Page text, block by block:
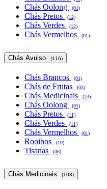
Chás Oolong (01)
Chás Pretos (12)
Chás Verdes (12)
Chás Vermelhos (01)
Chás Avulso (116)
Chás Brancos (01)
Chás de Frutas (03)
Chás Medicinais (73)
Chás Oolong (01)
Chás Pretos (11)
Chás Verdes (11)
Chás Vermelhos (01)
Rooibos (10)
Tisanas (06)
Chás Medicinais (103)